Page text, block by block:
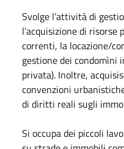
Svolge l’attività di
l’acquisizione di
correnti, la locazione/
gestione dei condomìni
privata). Inoltre,
convenzioni
di diritti reali sugli
Si occupa dei piccoli